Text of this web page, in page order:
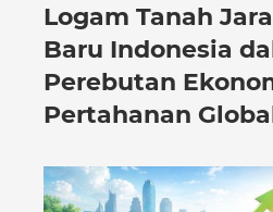
Logam Tanah
Baru Indonesia
Perebutan
Pertahanan